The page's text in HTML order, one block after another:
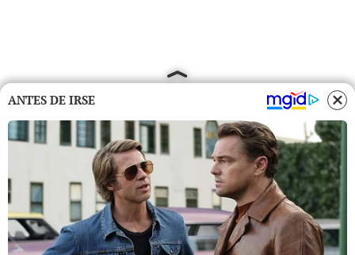
ANTES DE IRSE